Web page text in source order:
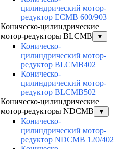
цилиндрический мотор-
редуктор ECMB 600/903
Коническо-цилиндрические
мотор-редукторы BLCMB
▼
Коническо-
цилиндрический мотор-
редуктор BLCMB402
Коническо-
цилиндрический мотор-
редуктор BLCMB502
Коническо-цилиндрические
мотор-редукторы NDCMB
▼
Коническо-
цилиндрический мотор-
редуктор NDCMB 120/402